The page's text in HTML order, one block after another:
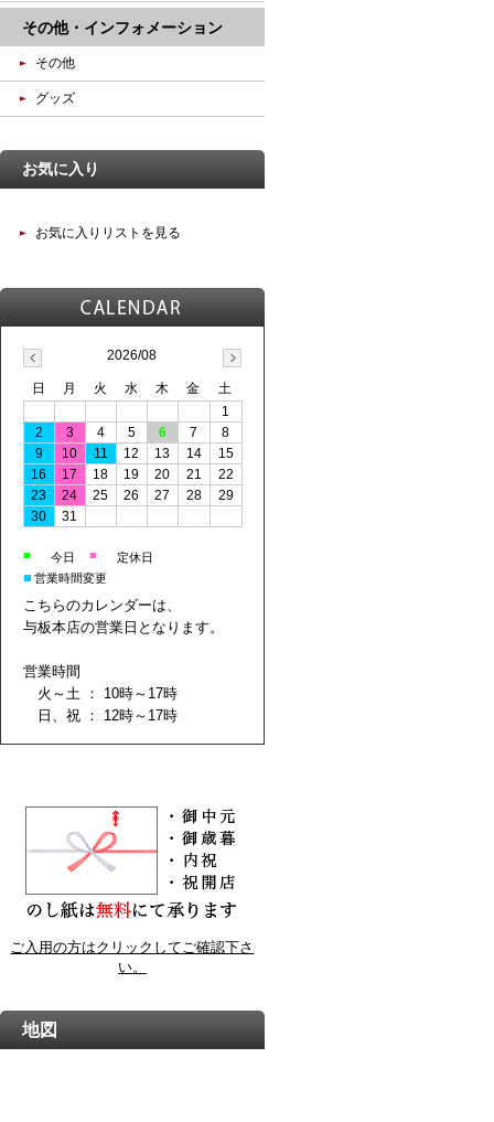
その他・インフォメーション
その他
グッズ
お気に入り
お気に入りリストを見る
2026/08
日 月 火 水 木 金
土
1
2
3 4 5 6 7
8
9
10 11 12 13 14
15
16
17 18 19 20 21
22
23
24 25 26 27 28
29
30
31
■ 今日 ■ 定休日
■ 営業時間変更
こちらのカレンダーは、
与板本店の営業日となります。
営業時間
火～土 ： 10時～17時
日、祝 ： 12時～17時
ご入用の方はクリックしてご確認下さ
い。
地図